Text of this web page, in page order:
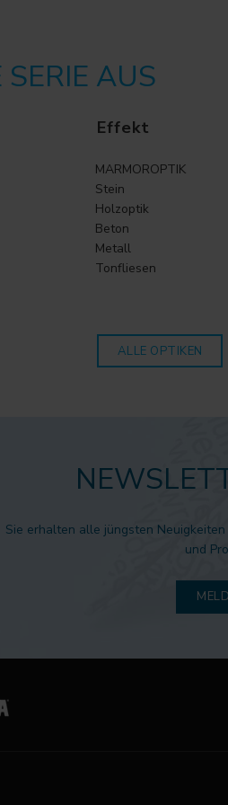
AUS
Effekt
MARMOROPTIK
Stein
Holzoptik
Beton
Metall
Tonfliesen
ALLE OPTIKEN
Sie erhalten alle jüngsten
und